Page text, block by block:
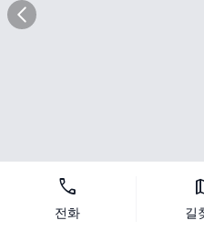
call
전화 길